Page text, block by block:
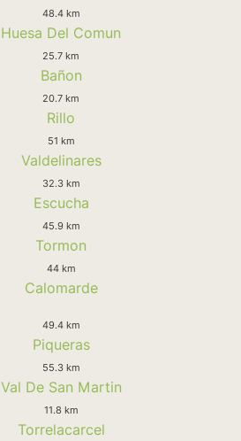
48.4 km
Huesa Del Comun
25.7 km
Bañon
20.7 km
Rillo
51 km
Valdelinares
32.3 km
Escucha
45.9 km
Tormon
44 km
Calomarde
49.4 km
Piqueras
55.3 km
Val De San Martin
11.8 km
Torrelacarcel